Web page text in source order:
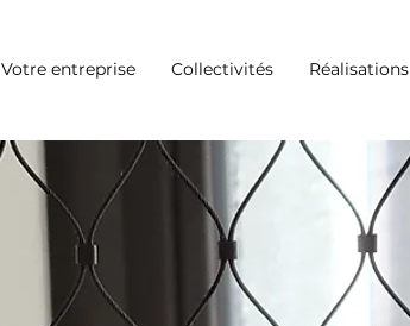
Votre entreprise Collectivités Réalisations